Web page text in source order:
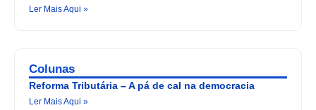
Ler Mais Aqui »
Colunas
Reforma Tributária – A pá de cal na democracia
Ler Mais Aqui »